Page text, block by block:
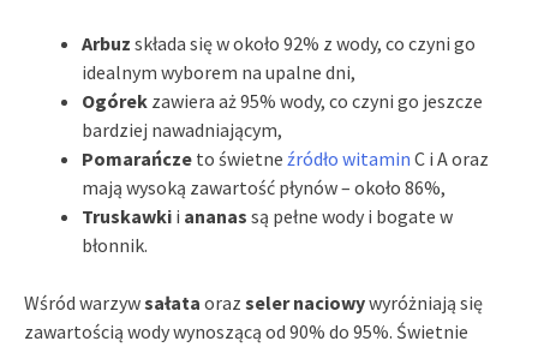
Arbuz składa się w około 92% z wody, co czyni go
idealnym wyborem na upalne dni,
Ogórek zawiera aż 95% wody, co czyni go jeszcze
bardziej nawadniającym,
Pomarańcze to świetne źródło witamin C i A oraz
mają wysoką zawartość płynów – około 86%,
Truskawki i ananas są pełne wody i bogate w
błonnik.
Wśród warzywsałata oraz seler naciowywyróżniają się
zawartością wody wynoszącą od 90% do 95%. Świetnie